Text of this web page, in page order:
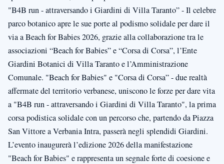
"B4B run - attraversando i Giardini di Villa Taranto” - Il celebre
parco botanico apre le sue porte al podismo solidale per dare il
via a Beach for Babies 2026, grazie alla collaborazione tra le
associazioni “Beach for Babies” e “Corsa di Corsa”, l’Ente
Giardini Botanici di Villa Taranto e l’Amministrazione
Comunale. "Beach for Babies" e "Corsa di Corsa” - due realtà
affermate del territorio verbanese, uniscono le forze per dare vita
a "B4B run - attraversando i Giardini di Villa Taranto", la prima
corsa podistica solidale con un percorso che, partendo da Piazza
San Vittore a Verbania Intra, passerà negli splendidi Giardini.
L’evento inaugurerà l’edizione 2026 della manifestazione
"Beach for Babies" e rappresenta un segnale forte di coesione e